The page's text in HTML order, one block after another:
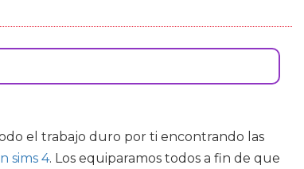
el trabajo duro por ti encontrando las
sims 4. Los equiparamos todos a fin de que